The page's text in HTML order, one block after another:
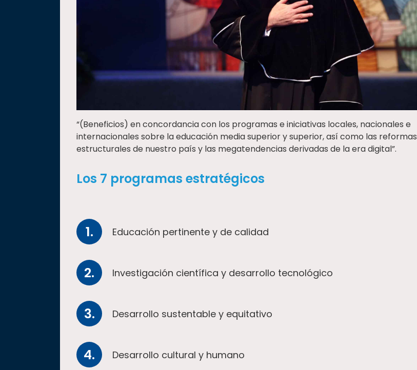
“(Beneficios) en concordancia con los programas e iniciativas locales, nacionales e
internacionales sobre la educación media superior y superior, así como las reformas
estructurales de nuestro país y las megatendencias derivadas de la era digital”.
Los 7 programas estratégicos
Educación pertinente y de calidad
Investigación científica y desarrollo tecnológico
Desarrollo sustentable y equitativo
Desarrollo cultural y humano